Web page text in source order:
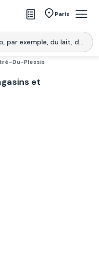
Paris
Télécharger
Du-Plessis
et